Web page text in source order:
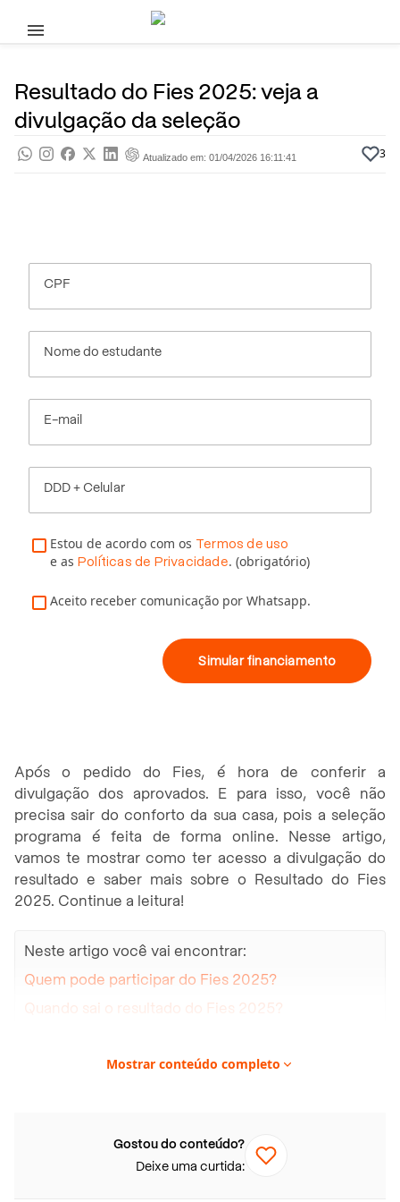
Pular para o conteúdo principal
Resultado do Fies 2025: veja a
divulgação da seleção
Atualizado em: 01/04/2026 16:11:41 3
CPF
Nome do estudante
E-mail
DDD + Celular
Estou de acordo com os Termos de uso
e as Políticas de Privacidade. (obrigatório)
Aceito receber comunicação por Whatsapp.
Simular financiamento
Após o pedido do Fies, é hora de conferir a
divulgação dos aprovados. E para isso, você não
precisa sair do conforto da sua casa, pois a seleção
programa é feita de forma online. Nesse artigo,
vamos te mostrar como ter acesso a divulgação do
resultado e saber mais sobre o Resultado do Fies
2025. Continue a leitura!
Neste artigo você vai encontrar:
Quem pode participar do Fies 2025?
Quando sai o resultado do Fies 2025?
Como fazer a matrícula no Fies?
Mostrar conteúdo completo
Gostou do conteúdo?
Deixe uma curtida: